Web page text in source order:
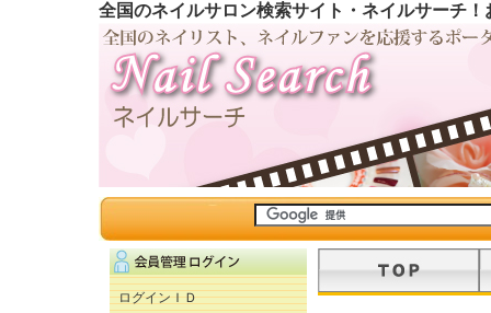
全国のネイルサロン検索サイト・ネイルサーチ
ログインＩＤ